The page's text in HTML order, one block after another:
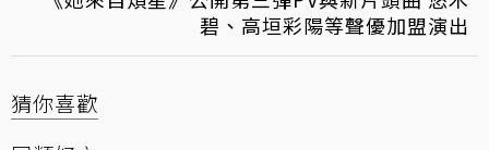
碧、高垣彩陽等聲優加盟演出
猜你喜歡